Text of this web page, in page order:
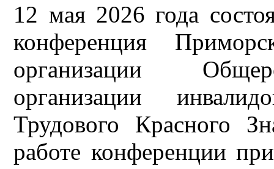
12 мая 2026 года
конференция
организации
организации
Трудового Красного
работе конференции